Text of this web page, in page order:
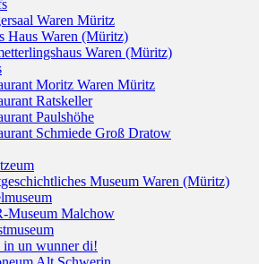
Waren Müritz
Haus Waren (Müritz)
Waren (Müritz)
Moritz Waren Müritz
Ratskeller
Paulshöhe
Schmiede Groß Dratow
Museum Waren (Müritz)
Museum Malchow
un wunner di!